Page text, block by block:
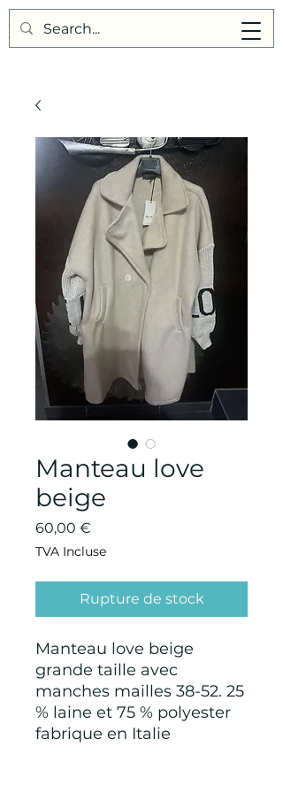
Points de Suture
Manteau love
beige
60,00 €
TVA Incluse
Rupture de stock
Manteau love beige
grande taille avec
manches mailles 38-52. 25
% laine et 75 % polyester
fabrique en Italie